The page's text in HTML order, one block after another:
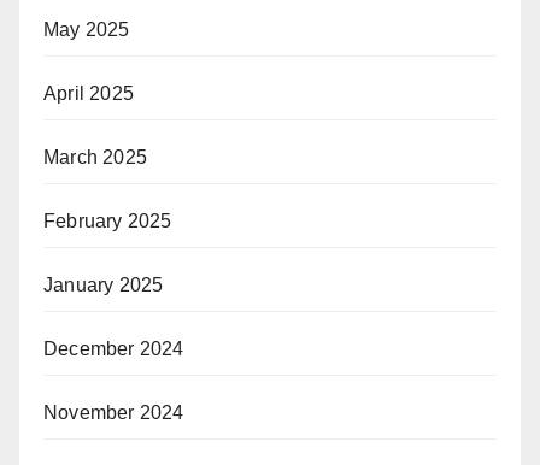
May 2025
April 2025
March 2025
February 2025
January 2025
December 2024
November 2024